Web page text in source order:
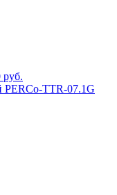
руб.
PERCo-TTR-07.1G